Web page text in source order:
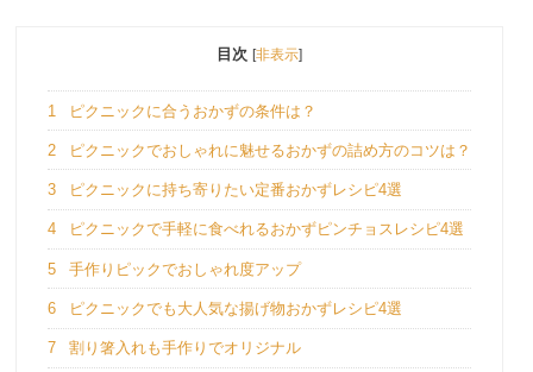
目次 [非表示]
1 ピクニックに合うおかずの条件は？
2 ピクニックでおしゃれに魅せるおかずの詰め方のコツは？
3 ピクニックに持ち寄りたい定番おかずレシピ4選
4 ピクニックで手軽に食べれるおかずピンチョスレシピ4選
5 手作りピックでおしゃれ度アップ
6 ピクニックでも大人気な揚げ物おかずレシピ4選
7 割り箸入れも手作りでオリジナル